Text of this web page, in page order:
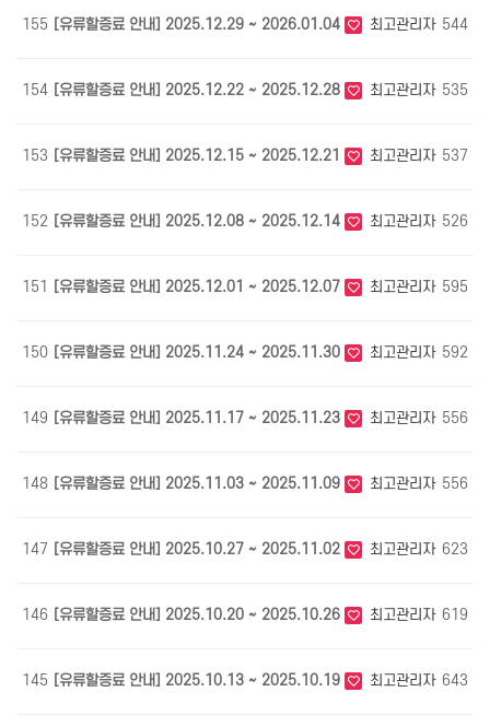
155 [유류할증료 안내] 2025.12.29 ~ 2026.01.04 최고관리자 544
154 [유류할증료 안내] 2025.12.22 ~ 2025.12.28 최고관리자 535
153 [유류할증료 안내] 2025.12.15 ~ 2025.12.21 최고관리자 537
152 [유류할증료 안내] 2025.12.08 ~ 2025.12.14 최고관리자 526
151 [유류할증료 안내] 2025.12.01 ~ 2025.12.07 최고관리자 595
150 [유류할증료 안내] 2025.11.24 ~ 2025.11.30 최고관리자 592
149 [유류할증료 안내] 2025.11.17 ~ 2025.11.23 최고관리자 556
148 [유류할증료 안내] 2025.11.03 ~ 2025.11.09 최고관리자 556
147 [유류할증료 안내] 2025.10.27 ~ 2025.11.02 최고관리자 623
146 [유류할증료 안내] 2025.10.20 ~ 2025.10.26 최고관리자 619
145 [유류할증료 안내] 2025.10.13 ~ 2025.10.19 최고관리자 643